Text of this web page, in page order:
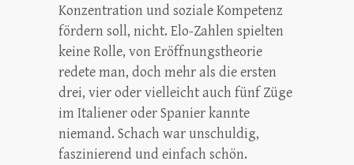
Konzentration und soziale Kompetenz
fördern soll, nicht. Elo-Zahlen spielten
keine Rolle, von Eröffnungstheorie
redete man, doch mehr als die ersten
drei, vier oder vielleicht auch fünf Züge
im Italiener oder Spanier kannte
niemand. Schach war unschuldig,
faszinierend und einfach schön.